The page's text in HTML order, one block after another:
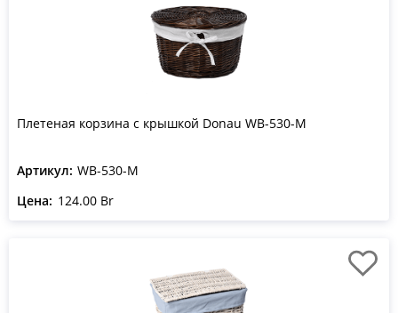
Плетеная корзина с крышкой Donau WB-530-M
Артикул: WB-530-M
Цена: 124.00 Br